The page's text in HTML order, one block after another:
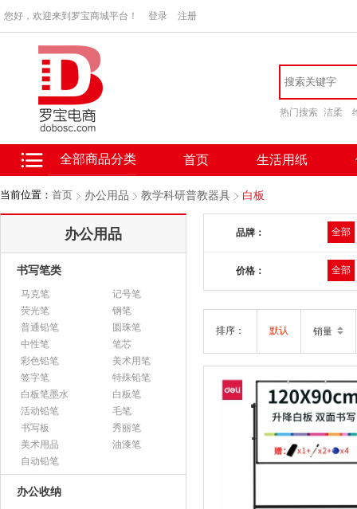
您好，欢迎来到罗宝商城平台！ 登录 注册
热门搜索 洁柔
全部商品分类 首页 生活用纸
当前位置： 首页 办公用品 教学科研普教器具 白板
办公用品
书写笔类
马克笔
记号笔
荧光笔
钢笔
普通铅笔
圆珠笔
中性笔
笔芯
彩色铅笔
美术用笔
签字笔
特殊铅笔
白板笔墨水
白板笔
活动铅笔
毛笔
书写板
秀丽笔
美术用品
油漆笔
自动铅笔
办公收纳
品牌： 全部
价格： 全部
排序： 默认 销量